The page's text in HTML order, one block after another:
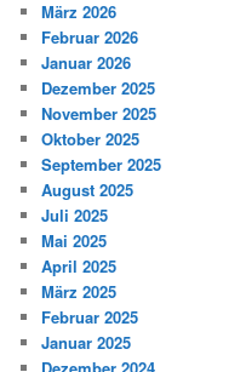
März 2026
Februar 2026
Januar 2026
Dezember 2025
November 2025
Oktober 2025
September 2025
August 2025
Juli 2025
Mai 2025
April 2025
März 2025
Februar 2025
Januar 2025